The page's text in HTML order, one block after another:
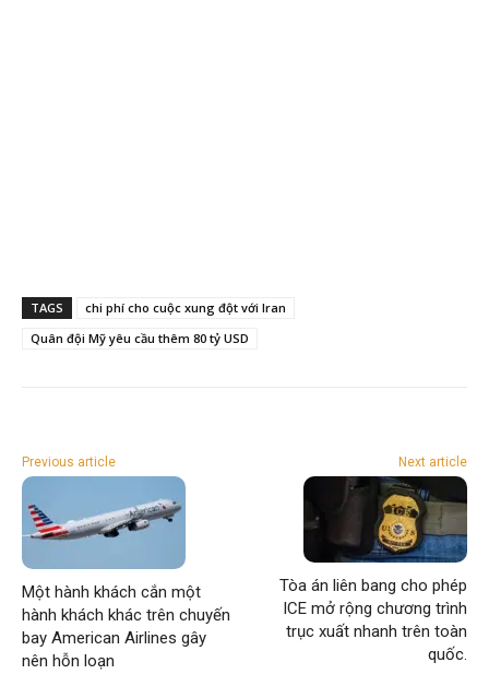
TAGS
chi phí cho cuộc xung đột với Iran
Quân đội Mỹ yêu cầu thêm 80 tỷ USD
Previous article
Một hành khách cắn một
hành khách khác trên chuyến
bay American Airlines gây
nên hỗn loạn
Next article
Tòa án liên bang cho phép
ICE mở rộng chương trình
trục xuất nhanh trên toàn
quốc.